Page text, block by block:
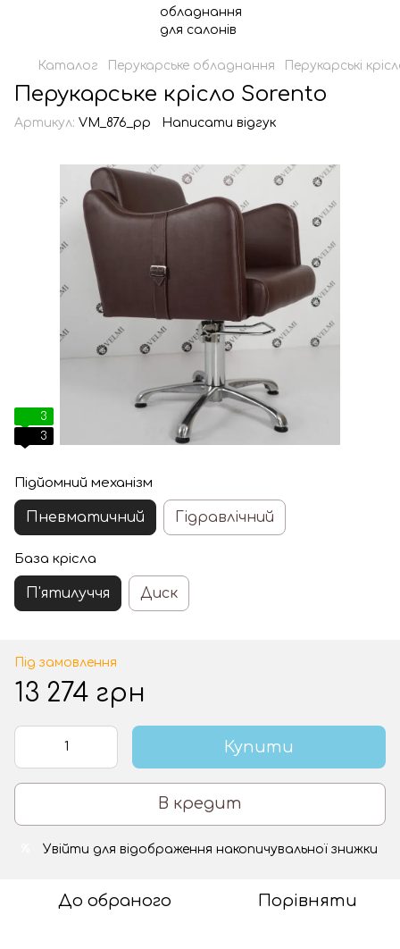
Каталог Перукарське обладнання Перукарські
Перукарське крісло Sorento
Артикул: VM_876_pp Написати відгук
3
3
Підйомний механізм
Пневматичний Гідравлічний
База крісла
П'ятилуччя Диск
Під замовлення
13 274 грн
Купити
В кредит
Увійти для відображення накопичувальної знижки
До обраного Порівняти